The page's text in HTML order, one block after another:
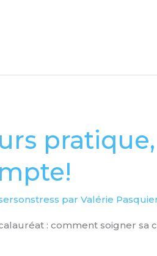
par Valérie
: comment soigner sa